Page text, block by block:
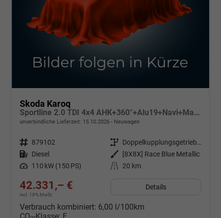
Skoda Karoq
Sportline 2.0 TDI 4x4 AHK+360°+Alu19+Navi+Matrix+Winter+eHeck+Lounge+ACC+GV5
unverbindliche Lieferzeit: 15.10.2026 Neuwagen
Fahrzeugnr. 879102 Getriebe
Doppelkupplungsgetriebe (DSG)
Kraftstoff Diesel Außenfarbe
[8X8X] Race Blue Metallic
Leistung 110 kW (150 PS) Kilometerstand 20 km
42.331,– €
incl. 19% MwSt.
Details
Verbrauch kombiniert: 6,00 l/100km